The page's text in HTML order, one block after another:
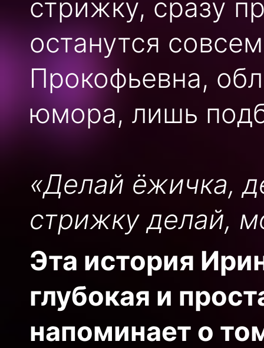
стрижку, сразу
останутся
Прокофьевна,
юмора, лишь
«Делай ёжичка,
стрижку делай,
Эта история
глубокая и
напоминает о